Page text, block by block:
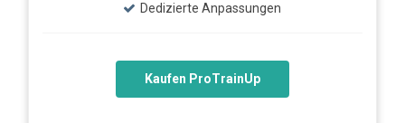
Dedizierte Anpassungen
Kaufen ProTrainUp